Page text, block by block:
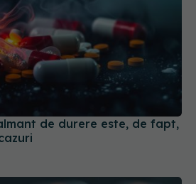
de durere este, de fapt,